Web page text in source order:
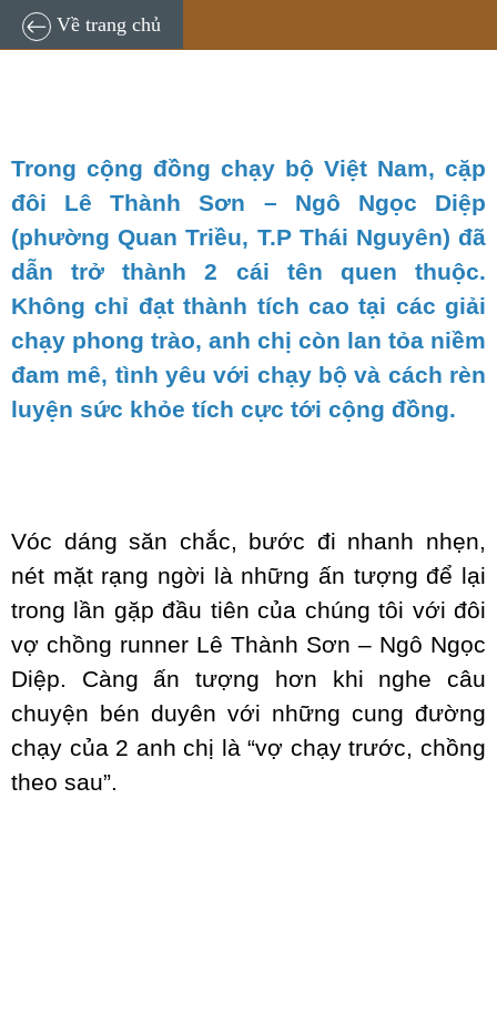
Về trang chủ
16:52, 11/04/2024
Trong cộng đồng chạy bộ Việt Nam, cặp
đôi Lê Thành Sơn – Ngô Ngọc Diệp
(phường Quan Triều, T.P Thái Nguyên) đã
dẫn trở thành 2 cái tên quen thuộc.
Không chỉ đạt thành tích cao tại các giải
chạy phong trào, anh chị còn lan tỏa niềm
đam mê, tình yêu với chạy bộ và cách rèn
luyện sức khỏe tích cực tới cộng đồng.
Vóc dáng săn chắc, bước đi nhanh nhẹn,
nét mặt rạng ngời là những ấn tượng để lại
trong lần gặp đầu tiên của chúng tôi với đôi
vợ chồng runner Lê Thành Sơn – Ngô Ngọc
Diệp. Càng ấn tượng hơn khi nghe câu
chuyện bén duyên với những cung đường
chạy của 2 anh chị là “vợ chạy trước, chồng
theo sau”.